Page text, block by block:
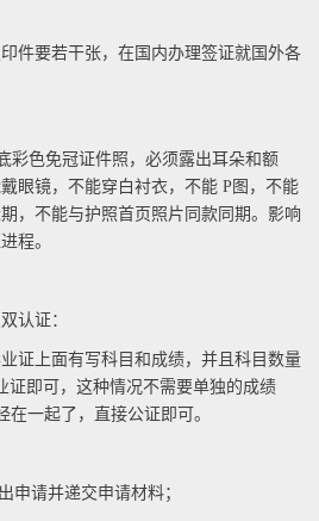
要若干张，在国内办理签证就国外各
色免冠证件照，必须露出耳朵和额
眼镜，不能穿白衬衣，不能 P图，不能
，不能与护照首页照片同款同期。影响
程。
认证：
上面有写科目和成绩，并且科目数量
证即可，这种情况不需要单独的成绩
一起了，直接公证即可。
请并递交申请材料；